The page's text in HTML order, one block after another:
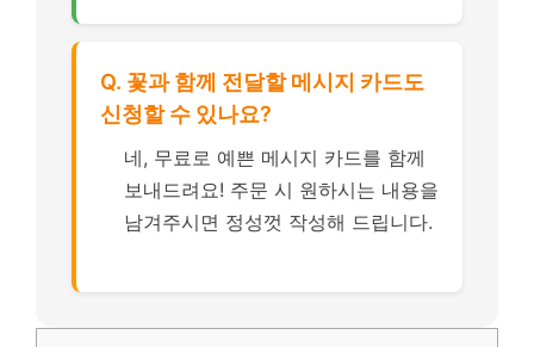
Q. 꽃과 함께 전달할 메시지 카드도
신청할 수 있나요?
네, 무료로 예쁜 메시지 카드를 함께
보내드려요! 주문 시 원하시는 내용을
남겨주시면 정성껏 작성해 드립니다.